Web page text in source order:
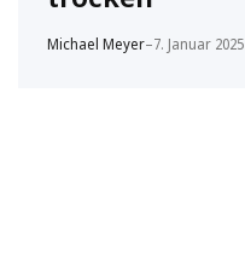
Michael Meyer–7. Januar 2025